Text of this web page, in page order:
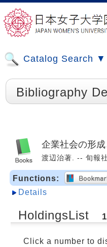
Catalog Search ▼
Bibliography
企業社会の形
渡辺治著. -- 旬報
Functions:
Details
HoldingsList 1
Click a number to